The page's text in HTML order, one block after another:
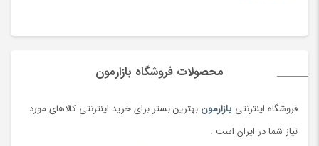
محصولات فروشگاه بازارمون
فروشگاه اینترنتی بازارمون بهترین بستر برای خرید اینترنتی کالاهای مورد
نیاز شما در ایران است .